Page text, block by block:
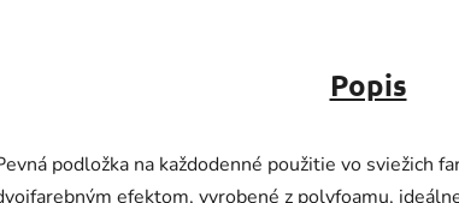
Popis
podložka na každodenné použitie vo sviežich
efektom, vyrobené z polyfoamu,